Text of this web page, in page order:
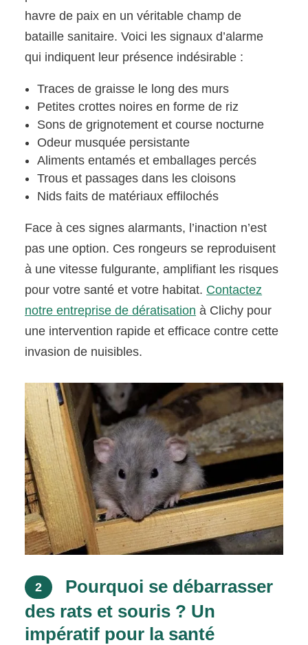
havre de paix en un véritable champ de
bataille sanitaire. Voici les signaux d’alarme
qui indiquent leur présence indésirable :
Traces de graisse le long des murs
Petites crottes noires en forme de riz
Sons de grignotement et course nocturne
Odeur musquée persistante
Aliments entamés et emballages percés
Trous et passages dans les cloisons
Nids faits de matériaux effilochés
Face à ces signes alarmants, l’inaction n’est
pas une option. Ces rongeurs se reproduisent
à une vitesse fulgurante, amplifiant les risques
pour votre santé et votre habitat. Contactez
notre entreprise de dératisation à Clichy pour
une intervention rapide et efficace contre cette
invasion de nuisibles.
2
Pourquoi se débarrasser
des rats et souris ? Un
impératif pour la santé